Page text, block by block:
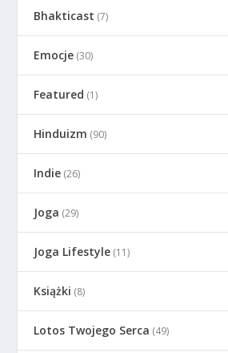
Bhakticast (7)
Emocje (30)
Featured (1)
Hinduizm (90)
Indie (26)
Joga (29)
Joga Lifestyle (11)
Książki (8)
Lotos Twojego Serca (49)